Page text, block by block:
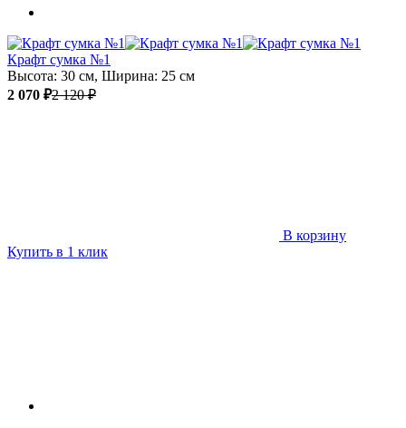
Крафт сумка №1
Высота: 30 см, Ширина: 25 см
2 070 ₽2 120 ₽
В корзину
Купить в 1 клик